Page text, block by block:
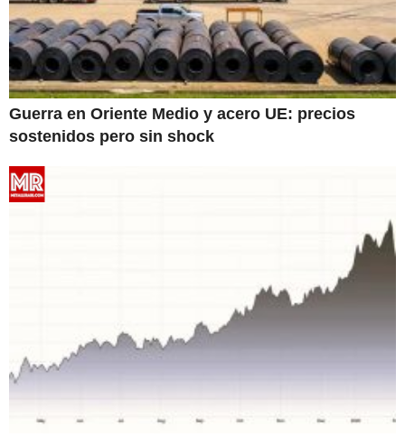
Guerra en Oriente Medio y acero UE: precios
sostenidos pero sin shock